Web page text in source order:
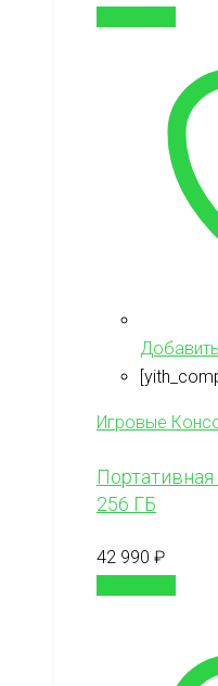
Игровые
256 ГБ
42 990 ₽